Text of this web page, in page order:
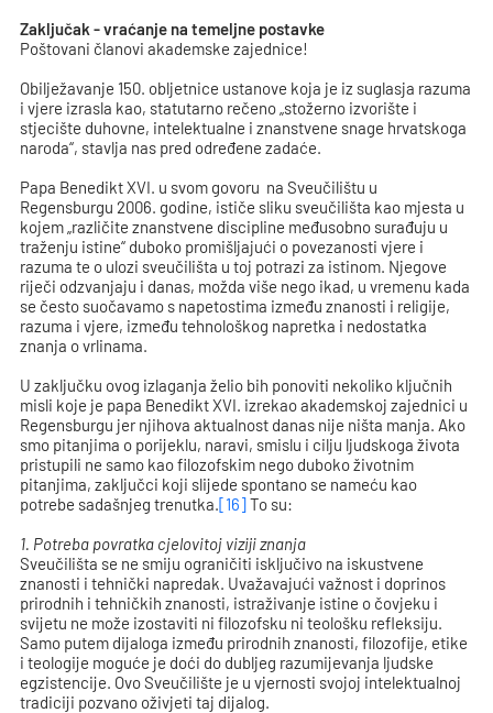
Zaključak - vraćanje na temeljne postavke
Poštovani članovi akademske zajednice!
Obilježavanje 150. obljetnice ustanove koja je iz suglasja razuma
i vjere izrasla kao, statutarno rečeno „stožerno izvorište i
stjecište duhovne, intelektualne i znanstvene snage hrvatskoga
naroda“, stavlja nas pred određene zadaće.
Papa Benedikt XVI. u svom govoru na Sveučilištu u
Regensburgu 2006. godine, ističe sliku sveučilišta kao mjesta u
kojem „različite znanstvene discipline međusobno surađuju u
traženju istine“ duboko promišljajući o povezanosti vjere i
razuma te o ulozi sveučilišta u toj potrazi za istinom. Njegove
riječi odzvanjaju i danas, možda više nego ikad, u vremenu kada
se često suočavamo s napetostima između znanosti i religije,
razuma i vjere, između tehnološkog napretka i nedostatka
znanja o vrlinama.
U zaključku ovog izlaganja želio bih ponoviti nekoliko ključnih
misli koje je papa Benedikt XVI. izrekao akademskoj zajednici u
Regensburgu jer njihova aktualnost danas nije ništa manja. Ako
smo pitanjima o porijeklu, naravi, smislu i cilju ljudskoga života
pristupili ne samo kao filozofskim nego duboko životnim
pitanjima, zaključci koji slijede spontano se nameću kao
potrebe sadašnjeg trenutka.[16]To su:
1. Potreba povratka cjelovitoj viziji znanja
Sveučilišta se ne smiju ograničiti isključivo na iskustvene
znanosti i tehnički napredak. Uvažavajući važnost i doprinos
prirodnih i tehničkih znanosti, istraživanje istine o čovjeku i
svijetu ne može izostaviti ni filozofsku ni teološku refleksiju.
Samo putem dijaloga između prirodnih znanosti, filozofije, etike
i teologije moguće je doći do dubljeg razumijevanja ljudske
egzistencije. Ovo Sveučilište je u vjernosti svojoj intelektualnoj
tradiciji pozvano oživjeti taj dijalog.